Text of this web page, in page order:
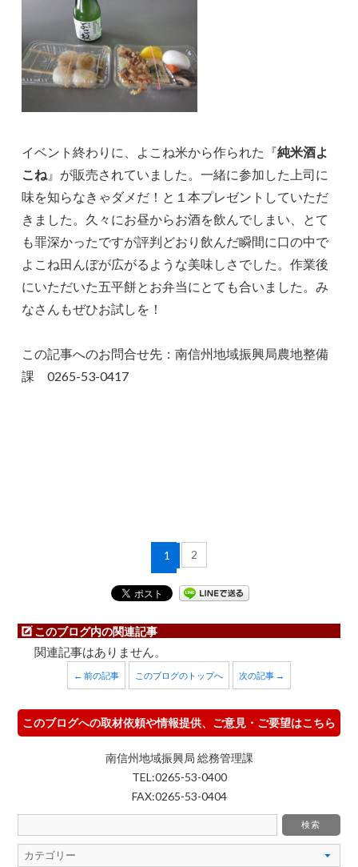
イベント終わりに、よこね米から作られた『純米酒よ
こね 』が販売されていました。一緒に参加した上司に
味を知らなきゃダメだ！と１本プレゼントしていただ
きました。久々にお昼からお酒を飲んでしまい、とて
も罪深かったですが評判どおり飲んだ瞬間に口の中で
よこね田んぼが広がるような美味しさでした。作業後
にいただいた五平餅とお弁当にとても合いました。み
なさんもぜひお試しを！
この記事へのお問合せ先：南信州地域振興局農地整備
課 0265-53-0417
1 2
このブログ内の関連記事
関連記事はありません。
← 前の記事 このブログのトップへ 次の記事 →
このブログへの取材依頼や情報提供、ご意見・ご要望はこちら
南信州地域振興局 総務管理課
TEL:0265-53-0400
FAX:0265-53-0404